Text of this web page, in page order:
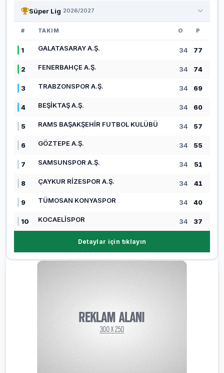
Süper Lig 2026/2027
# TAKIM O P
1 GALATASARAY A.Ş. 34 77
2 FENERBAHÇE A.Ş. 34 74
3 TRABZONSPOR A.Ş. 34 69
4 BEŞİKTAŞ A.Ş. 34 60
5 RAMS BAŞAKŞEHİR FUTBOL KULÜBÜ 34 57
6 GÖZTEPE A.Ş. 34 55
7 SAMSUNSPOR A.Ş. 34 51
8 ÇAYKUR RİZESPOR A.Ş. 34 41
9 TÜMOSAN KONYASPOR 34 40
10 KOCAELİSPOR 34 37
Detaylar için tıklayın